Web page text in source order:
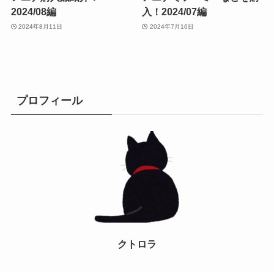
2024/08編
2024年8月11日
入！2024/07編
2024年7月16日
プロフィール
クトロラ